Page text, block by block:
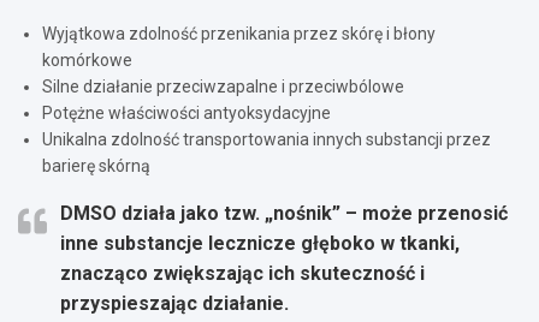
Wyjątkowa zdolność przenikania przez skórę i błony
komórkowe
Silne działanie przeciwzapalne i przeciwbólowe
Potężne właściwości antyoksydacyjne
Unikalna zdolność transportowania innych substancji przez
barierę skórną
DMSO działa jako tzw. „nośnik” – może przenosić
inne substancje lecznicze głęboko w tkanki,
znacząco zwiększając ich skuteczność i
przyspieszając działanie.